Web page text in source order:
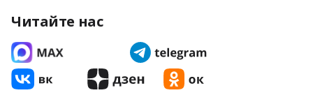
Читайте нас